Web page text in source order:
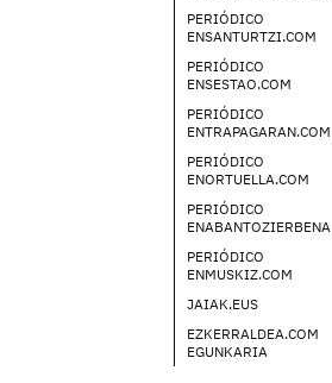
PERIÓDICO
ENSANTURTZI.COM
PERIÓDICO
ENSESTAO.COM
PERIÓDICO
ENTRAPAGARAN.COM
PERIÓDICO
ENORTUELLA.COM
PERIÓDICO
ENABANTOZIERBENA
PERIÓDICO
ENMUSKIZ.COM
JAIAK.EUS
EZKERRALDEA.COM
EGUNKARIA